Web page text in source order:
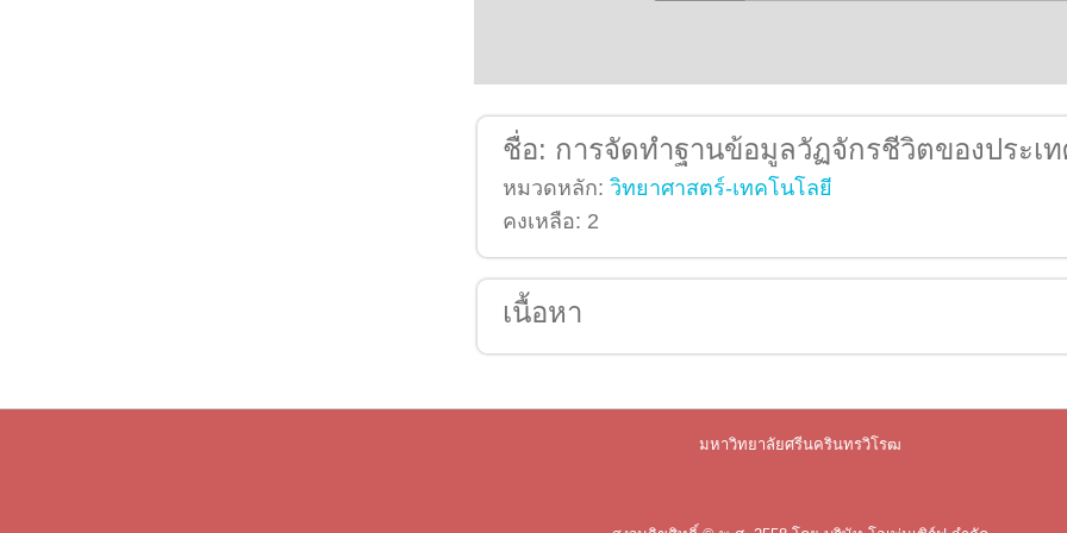
ชื่อ: การจัดทำฐานข้อมูลวัฏจักรชีวิตของประเ
หมวดหลัก: วิทยาศาสตร์-เทคโนโลยี
คงเหลือ: 2
เนื้อหา
มหาวิทยาลัยศรีนครินทรวิโรฒ